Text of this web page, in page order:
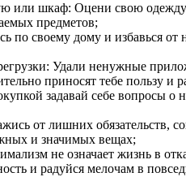
или шкаф: Оцени свою одежду
предметов;
по своему дому и избавься от
Удали ненужные
приносят тебе пользу и
задавай себе вопросы о
от лишних обязательств,
и значимых вещах;
не означает жизнь в
и радуйся мелочам в